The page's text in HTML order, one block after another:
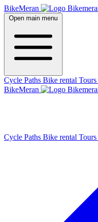
BikeMeran
Open main menu
Cycle Paths Bike rental Tours
BikeMeran
Cycle Paths Bike rental Tours